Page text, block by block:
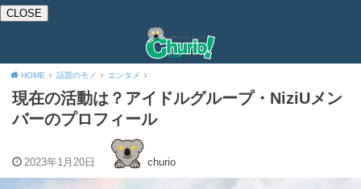
CLOSE
HOME 話題のモノ エンタメ
現在の活動は？アイドルグループ・NiziUメン
バーのプロフィール
2023年1月20日 churio